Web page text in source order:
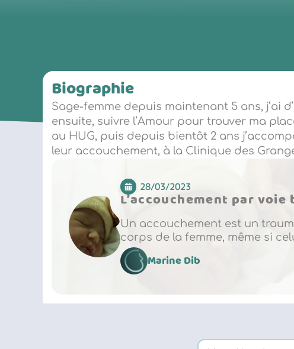
Biographie
Sage-femme depuis maintenant 5 ans, j’ai
ensuite, suivre l’Amour pour trouver ma
au HUG, puis depuis bientôt 2 ans
leur accouchement, à la Clinique des
28/03/2023
L’accouchement par voie
Un accouchement est un
corps de la femme, même si
Marine Dib